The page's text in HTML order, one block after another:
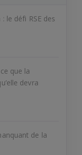
le défi RSE des
que la
devra
de la